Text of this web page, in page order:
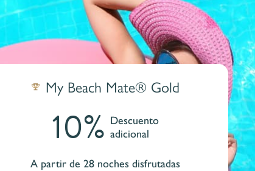
My Beach Mate® Gold
10% Descuento
adicional
A partir de 28 noches disfrutadas